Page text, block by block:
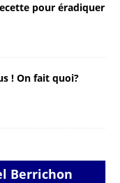
pour éradiquer
! On fait quoi?
Berrichon